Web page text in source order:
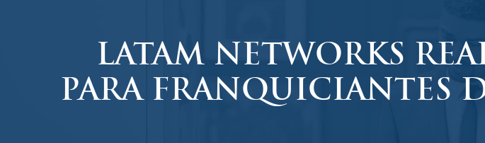
LATAM NETWORKS
PARA FRANQUICIANTES